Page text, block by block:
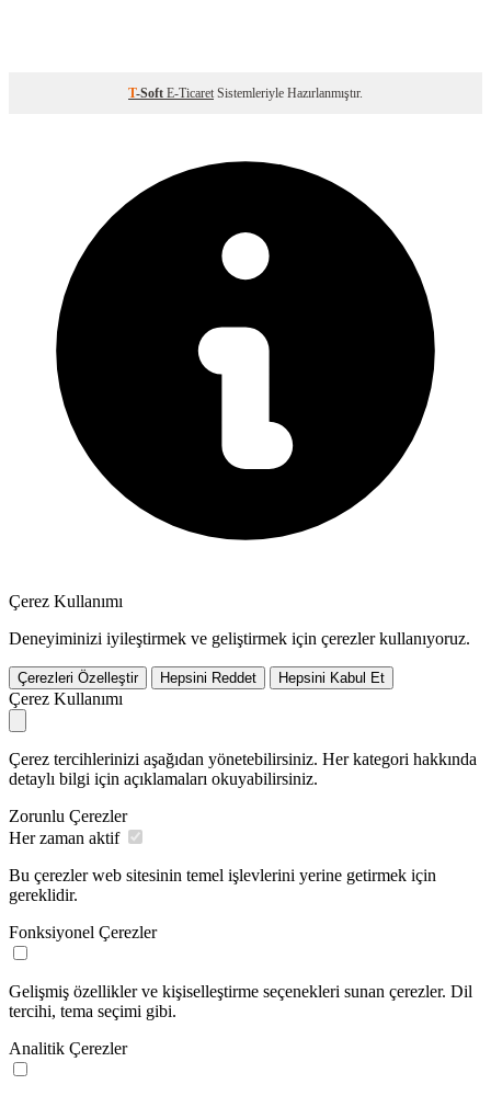
T-Soft E-Ticaret Sistemleriyle Hazırlanmıştır.
Çerez Kullanımı
Deneyiminizi iyileştirmek ve geliştirmek için çerezler kullanıyoruz.
Çerezleri Özelleştir Hepsini Reddet Hepsini Kabul Et
Çerez Kullanımı
Çerez tercihlerinizi aşağıdan yönetebilirsiniz. Her kategori hakkında
detaylı bilgi için açıklamaları okuyabilirsiniz.
Zorunlu Çerezler
Her zaman aktif
Bu çerezler web sitesinin temel işlevlerini yerine getirmek için
gereklidir.
Fonksiyonel Çerezler
Gelişmiş özellikler ve kişiselleştirme seçenekleri sunan çerezler. Dil
tercihi, tema seçimi gibi.
Analitik Çerezler